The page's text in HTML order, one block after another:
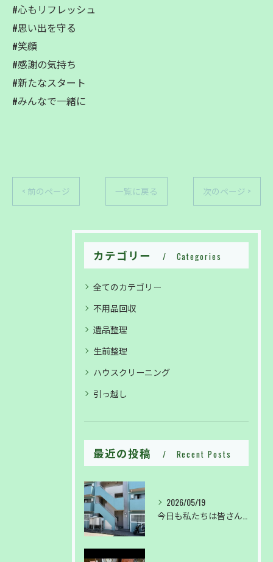
#心もリフレッシュ
#思い出を守る
#笑顔
#感謝の気持ち
#新たなスタート
#みんなで一緒に
< 前のページ 一覧に戻る 次のページ >
カテゴリー Categories
全てのカテゴリー
不用品回収
遺品整理
生前整理
ハウスクリーニング
引っ越し
最近の投稿 Recent Posts
2026/05/19
お問い合わせはこちら
お問い合わせはこちら